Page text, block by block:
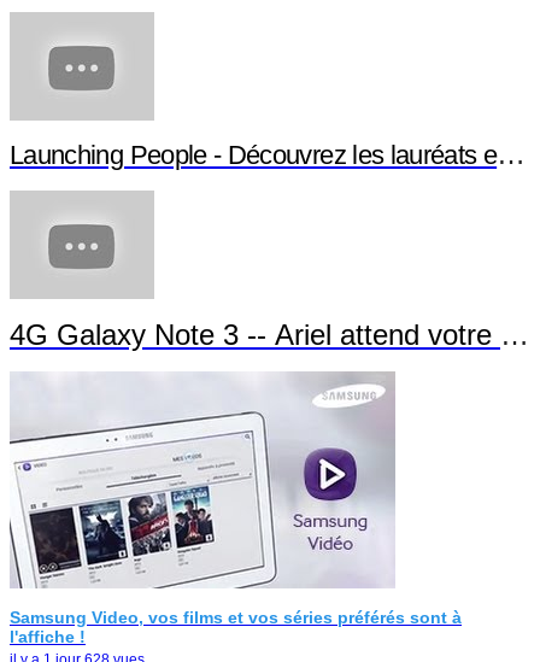
Launching People - Découvrez les lauréats et
4G Galaxy Note 3 -- Ariel attend votre
Samsung Video, vos films et vos séries préférés sont à
l'affiche !